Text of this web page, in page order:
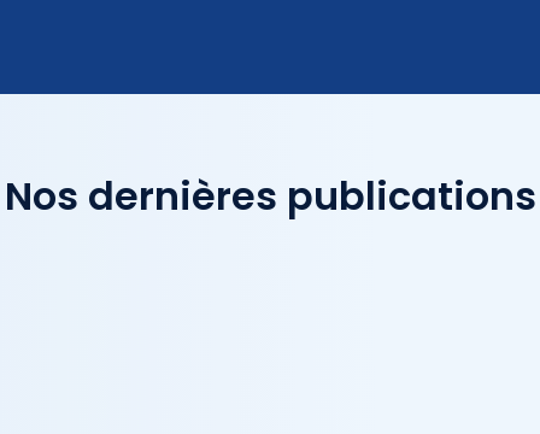
Nos dernières publications